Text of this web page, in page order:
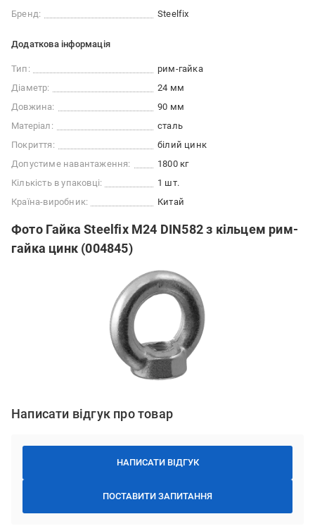
Бренд:
Steelfix
Додаткова інформація
Тип:
рим-гайка
Діаметр:
24 мм
Довжина:
90 мм
Матеріал:
сталь
Покриття:
білий цинк
Допустиме навантаження:
1800 кг
Кількість в упаковці:
1 шт.
Країна-виробник:
Китай
Фото Гайка Steelfix М24 DIN582 з кільцем рим-
гайка цинк (004845)
Написати відгук про товар
НАПИСАТИ ВІДГУК
ПОСТАВИТИ ЗАПИТАННЯ